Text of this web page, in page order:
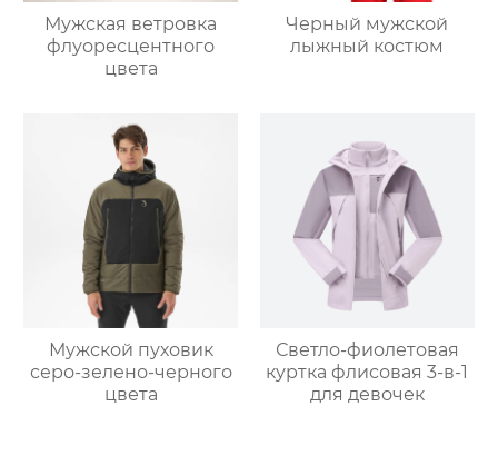
Мужская ветровка
флуоресцентного
цвета
Черный мужской
лыжный костюм
Мужской пуховик
серо-зелено-черного
цвета
Светло-фиолетовая
куртка флисовая 3-в-1
для девочек